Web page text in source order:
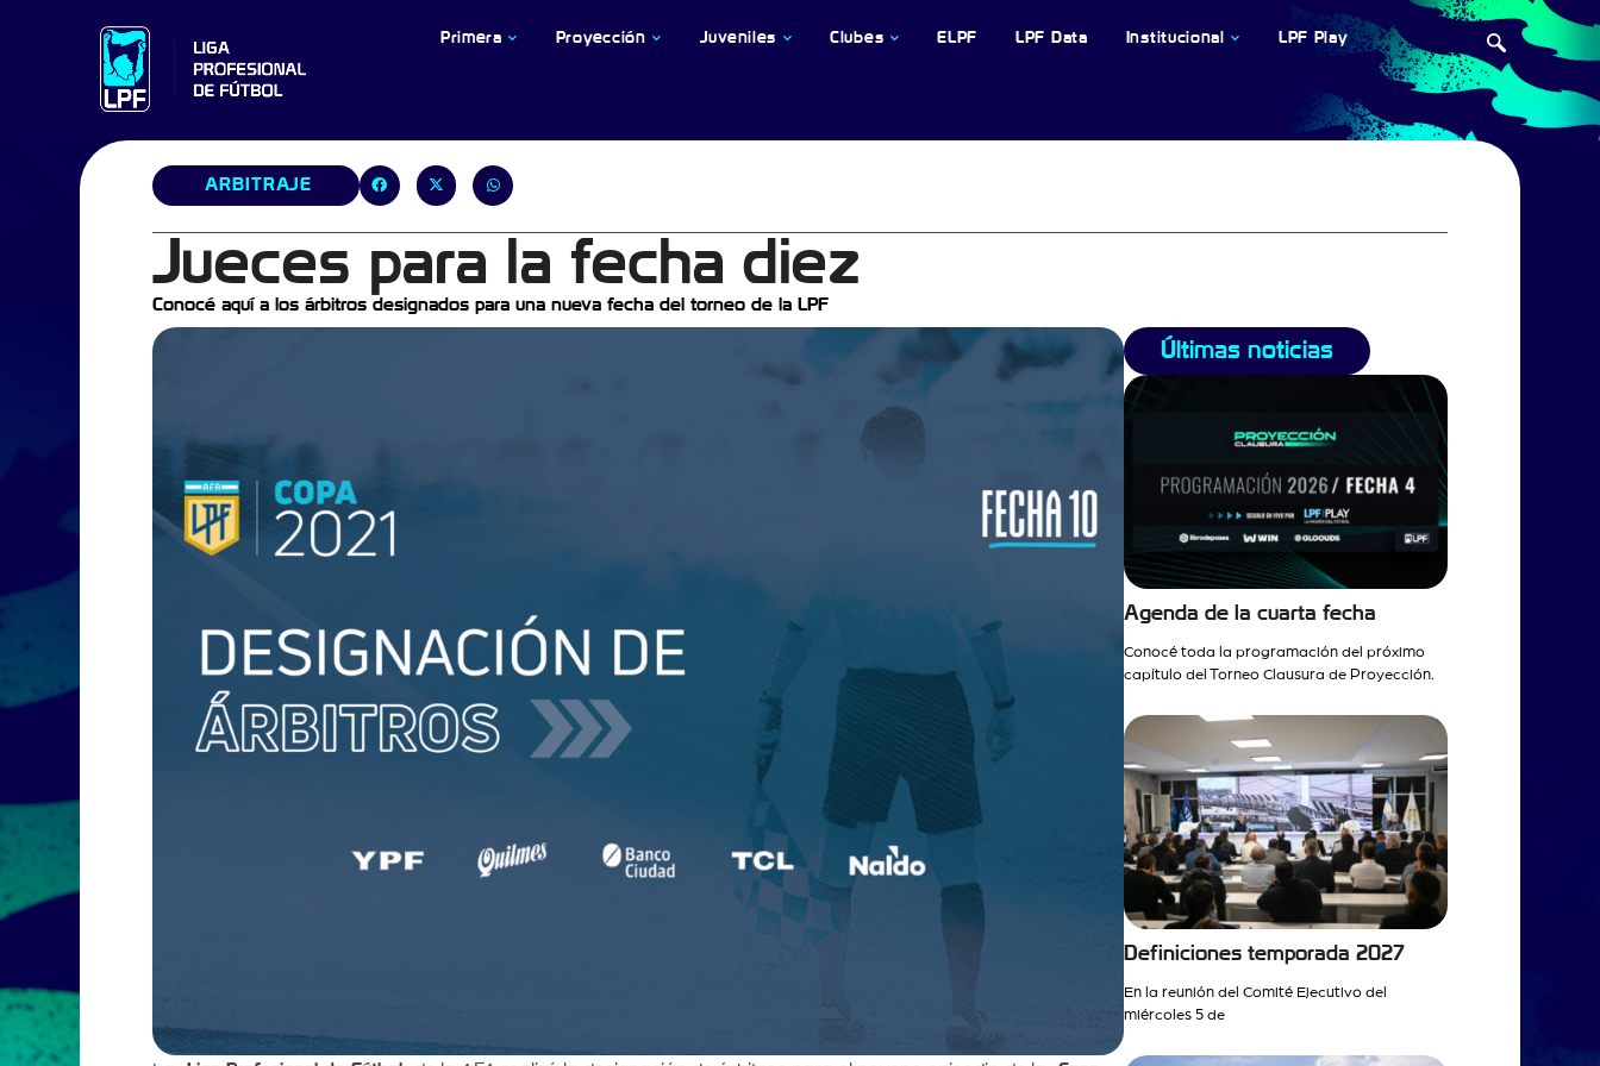
Primera Proyección Juveniles Clubes ELPF LPF Data Institucional LPF Play
ARBITRAJE
Jueces para la fecha diez
Conocé aquí a los árbitros designados para una nueva fecha del torneo de la LPF
Últimas noticias
Agenda de la cuarta fecha
Conocé toda la programación del próximo
capítulo del Torneo Clausura de Proyección.
Definiciones temporada 2027
En la reunión del Comité Ejecutivo del
miércoles 5 de